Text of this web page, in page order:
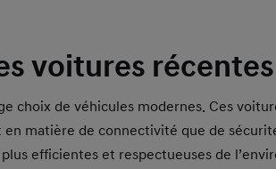
voitures
choix de véhicules modernes. Ces
matière de connectivité que de
efficientes et respectueuses de